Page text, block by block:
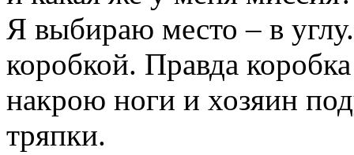
Я выбираю место – в
коробкой. Правда
накрою ноги и хозяин
тряпки.